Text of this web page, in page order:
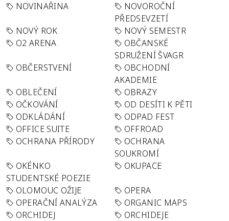
NOVINAŘINA
NOVOROČNÍ
PŘEDSEVZETÍ
NOVÝ ROK
NOVÝ SEMESTR
O2 ARENA
OBČANSKÉ
SDRUŽENÍ ŠVAGR
OBČERSTVENÍ
OBCHODNÍ
AKADEMIE
OBLEČENÍ
OBRAZY
OČKOVÁNÍ
OD DESÍTI K PĚTI
ODKLÁDÁNÍ
ODPAD FEST
OFFICE SUITE
OFFROAD
OCHRANA PŘÍRODY
OCHRANA
SOUKROMÍ
OKÉNKO
STUDENTSKÉ POEZIE
OKUPACE
OLOMOUC OŽIJE
OPERA
OPERAČNÍ ANALÝZA
ORGANIC MAPS
ORCHIDEJ
ORCHIDEJE